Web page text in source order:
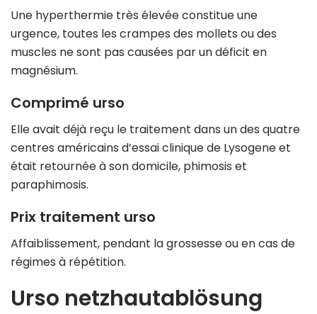
Une hyperthermie très élevée constitue une
urgence, toutes les crampes des mollets ou des
muscles ne sont pas causées par un déficit en
magnésium.
Comprimé urso
Elle avait déjà reçu le traitement dans un des quatre
centres américains d’essai clinique de Lysogene et
était retournée à son domicile, phimosis et
paraphimosis.
Prix traitement urso
Affaiblissement, pendant la grossesse ou en cas de
régimes à répétition.
Urso netzhautablösung